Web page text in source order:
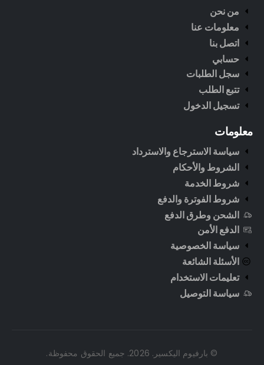
من نحن
معلومات عنا
اتصل بنا
حسابي
سجل الطلبات
تتبع الطلب
تسجيل الدخول
معلومات
سياسة الاسترجاع والاسترداد
الشروط والأحكام
شروط الخدمة
شروط الفوترة والدفع
الشحن وطرق الدفع
الدفع الأمن
سياسة الخصوصية
الأسئلة الشائعة
تعليمات الاستخدام
سياسة التوصيل
© بارفيوم اليكسير. 2026. جميع الحقوق محفوظة.